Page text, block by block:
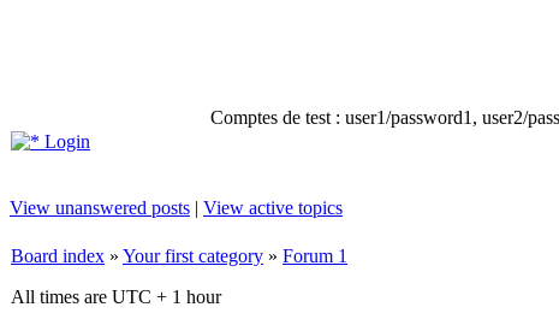
Comptes de test : user1/password1, user2/
Login
View unanswered posts | View active topics
Board index » Your first category » Forum 1
All times are UTC + 1 hour